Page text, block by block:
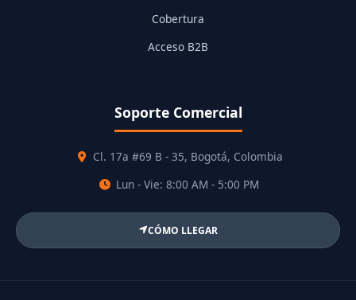
Cobertura
Acceso B2B
Soporte Comercial
Cl. 17a #69 B - 35, Bogotá, Colombia
Lun - Vie: 8:00 AM - 5:00 PM
CÓMO LLEGAR